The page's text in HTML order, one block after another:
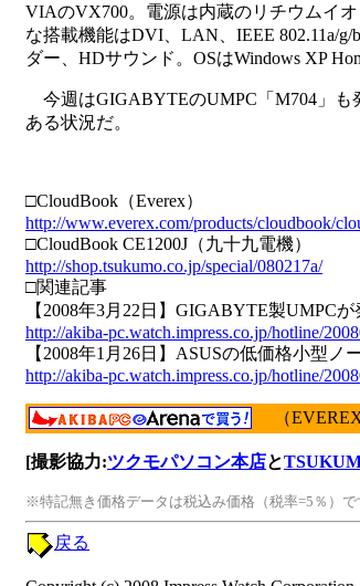
VIAのVX700。電源は内蔵のリチウムイ
な搭載機能はDVI、LAN、IEEE 802.11a/
ダー、HDサウンド。OSはWindows XP
今週はGIGABYTEのUMPC「M704」も
ある状況だ。
□CloudBook（Everex）
http://www.everex.com/products/cloudbook/
□CloudBook CE1200J（九十九電機）
http://shop.tsukumo.co.jp/special/080217a/
□関連記事
【2008年3月22日】GIGABYTE製UMPC
http://akiba-pc.watch.impress.co.jp/hotline/
【2008年1月26日】ASUSの低価格小型ノ
http://akiba-pc.watch.impress.co.jp/hotline/
（EVEREX
[撮影協力:ツクモパソコン本店と
※特記無き価格データは税込み価格（税率=5％）で
戻る